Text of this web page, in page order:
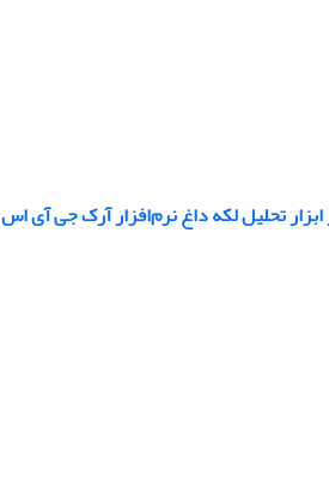
ابزار تحلیل لکه داغ نرم‌افزار آرک جی آی اس